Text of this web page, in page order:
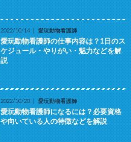
2022/10/14 愛玩動物看護師
愛玩動物看護師の仕事内容は？1日のス
ケジュール・やりがい・魅力などを解
説
2022/10/20 愛玩動物看護師
愛玩動物看護師になるには？必要資格
や向いている人の特徴などを解説